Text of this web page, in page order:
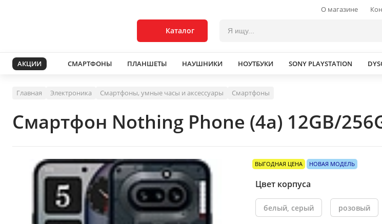
О магазине
Каталог
АКЦИИ СМАРТФОНЫ ПЛАНШЕТЫ НАУШНИКИ НОУТБУКИ SONY PLAYSTATION
Главная Электроника Смартфоны, умные часы и аксессуары Смартфоны
Смартфон Nothing Phone (4a) 12GB/
ВЫГОДНАЯ ЦЕНА НОВАЯ МОДЕЛЬ
Цвет корпуса
белый, серый розовый